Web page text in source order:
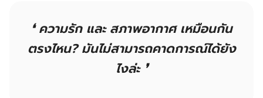
❛ ความรัก และ สภาพอากาศ เหมือนกัน
ตรงไหน? มันไม่สามารถคาดการณ์ได้ยัง
ไงล่ะ ❜